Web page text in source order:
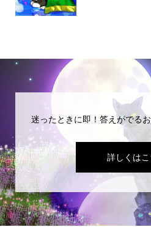
迷ったときに即！答えがでる
詳しくはこ